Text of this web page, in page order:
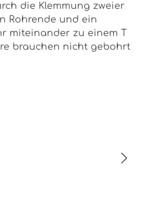
die Klemmung zweier
Rohrende und ein
miteinander zu einem T
brauchen nicht gebohrt